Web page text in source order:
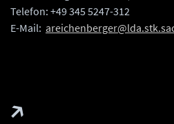
Telefon: +49 345 5247-312
E-Mail: